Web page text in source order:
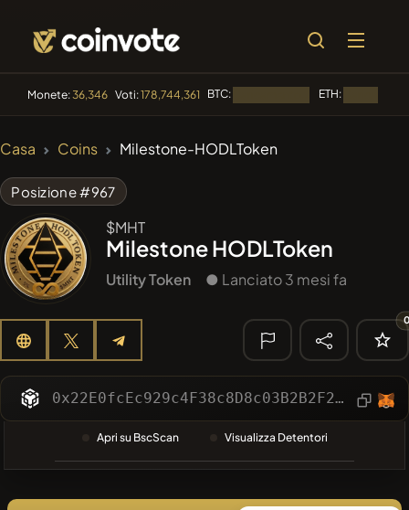
Monete:36,346 Voti:178,744,361 BTC: ETH:
TENDENZA
PERFI PEEFITOKEN
#1107
🔎 RICERCA
moneta
Casa Coins Milestone-HODLToken
Posizione #967
$MHT
Milestone HODLToken
Utility Token ● Lanciato 3 mesi fa
0x22E0fcEc929c4F38c8D8c03B2B2F225E98F133fa
Apri su BscScan Visualizza Detentori